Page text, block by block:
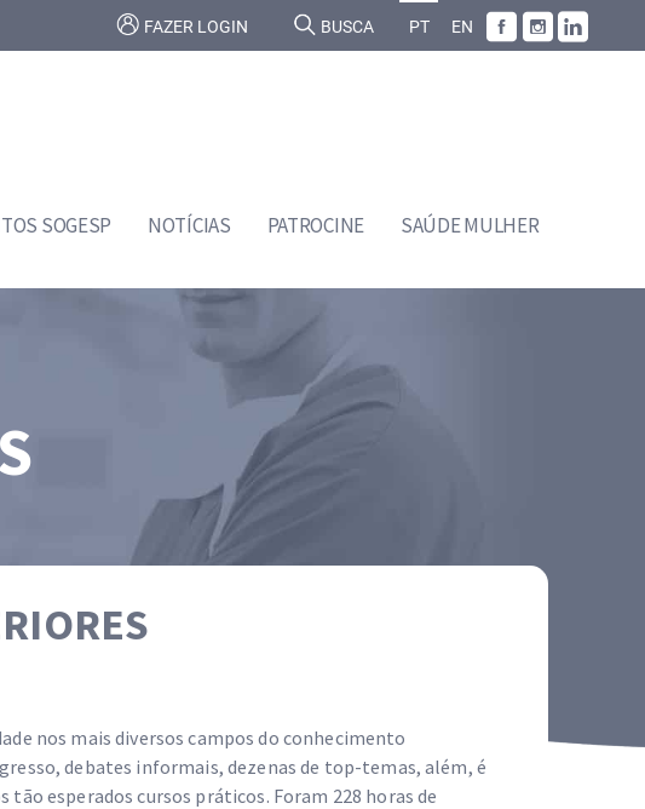
FAZER LOGIN BUSCA PT EN
SOGESP NOTÍCIAS PATROCINE SAÚDE MULHER
nos mais diversos campos do conhecimento
debates informais, dezenas de top-temas, além, é
tão esperados cursos práticos. Foram 228 horas de